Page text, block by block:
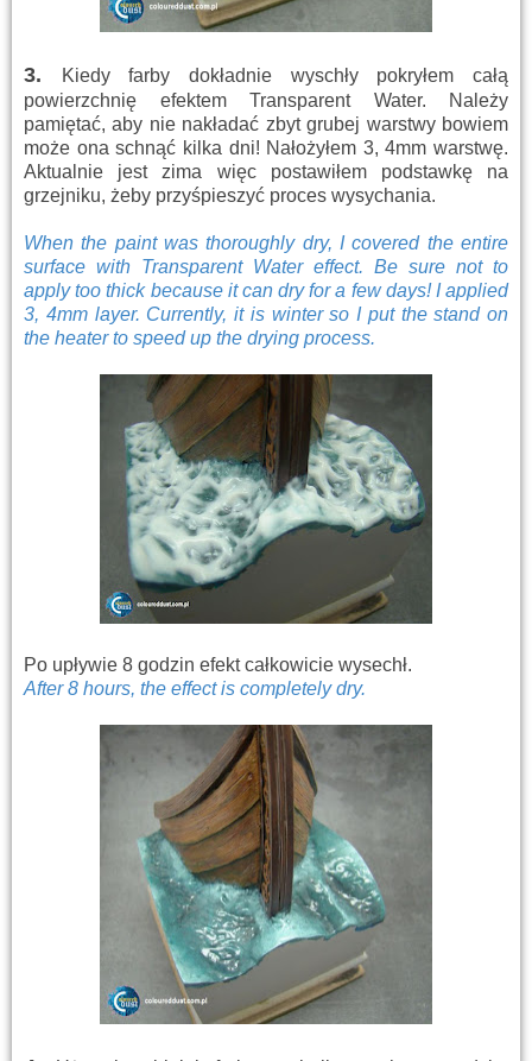
3.
Kiedy farby dokładnie wyschły pokryłem całą
powierzchnię efektem Transparent Water. Należy
pamiętać, aby nie nakładać zbyt grubej warstwy bowiem
może ona schnąć kilka dni! Nałożyłem 3, 4mm warstwę.
Aktualnie jest zima więc postawiłem podstawkę na
grzejniku, żeby przyśpieszyć proces wysychania.
When the paint was thoroughly dry, I covered the entire
surface with Transparent Water effect. Be sure not to
apply too thick because it can dry for a few days! I applied
3, 4mm layer. Currently, it is winter so I put the stand on
the heater to speed up the drying process.
Po upływie 8 godzin efekt całkowicie wysechł.
After 8 hours, the effect is completely dry.